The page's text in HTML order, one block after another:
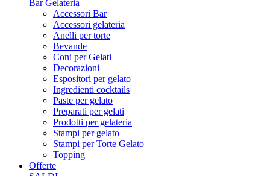
Bar Gelateria
Accessori Bar
Accessori gelateria
Anelli per torte
Bevande
Coni per Gelati
Decorazioni
Espositori per gelato
Ingredienti cocktails
Paste per gelato
Preparati per gelati
Prodotti per gelateria
Stampi per gelato
Stampi per Torte Gelato
Topping
Offerte